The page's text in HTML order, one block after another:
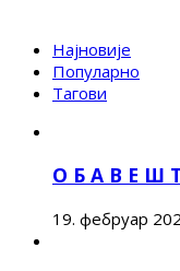
Најновије
Популарно
Тагови
О Б А В Е Ш
19. фебруар